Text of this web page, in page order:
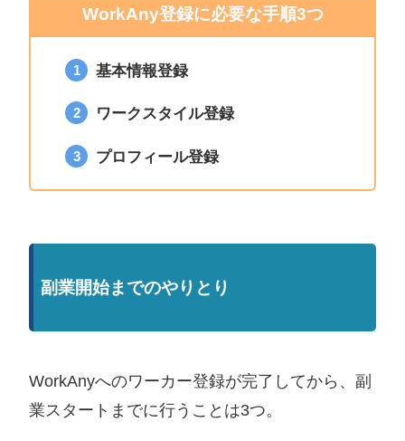
WorkAny登録に必要な手順3つ
基本情報登録
ワークスタイル登録
プロフィール登録
副業開始までのやりとり
WorkAnyへのワーカー登録が完了してから、副
業スタートまでに行うことは3つ。